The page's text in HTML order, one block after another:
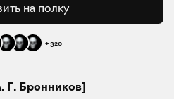
на полку
+320
Г. Бронников]